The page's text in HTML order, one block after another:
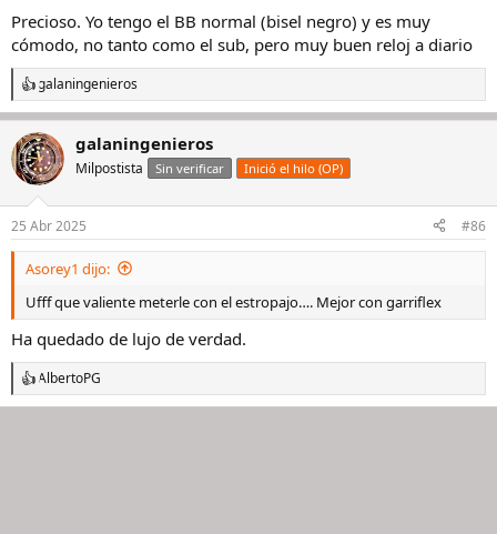
Precioso. Yo tengo el BB normal (bisel negro) y es muy
cómodo, no tanto como el sub, pero muy buen reloj a diario
R
e
c
c
i
e
s
galaningenieros
galaningenieros
Milpostista Sin verificar Inició el hilo (OP)
25 Abr 2025 #86
Asorey1 dijo:
Ufff que valiente meterle con el estropajo…. Mejor con garriflex
Ha quedado de lujo de verdad.
R
e
AlbertoPG